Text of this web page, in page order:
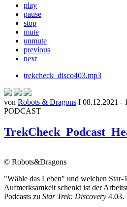
play
pause
stop
mute
unmute
previous
next
trekcheck_disco403.mp3
von Robots & Dragons I 08.12.2021 -
PODCAST
© Robots&Dragons
"Wähle das Leben" und welchen Star-
Aufmerksamkeit schenkt ist der
Podcasts zu Star Trek: Discovery 4.03.